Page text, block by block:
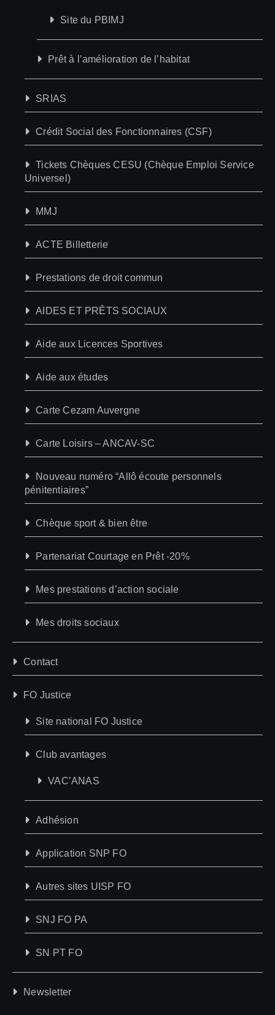
Site du PBIMJ
Prêt à l’amélioration de l’habitat
SRIAS
Crédit Social des Fonctionnaires (CSF)
Tickets Chèques CESU (Chèque Emploi Service
Universel)
MMJ
ACTE Billetterie
Prestations de droit commun
AIDES ET PRÊTS SOCIAUX
Aide aux Licences Sportives
Aide aux études
Carte Cezam Auvergne
Carte Loisirs – ANCAV-SC
Nouveau numéro “Allô écoute personnels
pénitentiaires”
Chèque sport & bien être
Partenariat Courtage en Prêt -20%
Mes prestations d’action sociale
Mes droits sociaux
Contact
FO Justice
Site national FO Justice
Club avantages
VAC’ANAS
Adhésion
Application SNP FO
Autres sites UISP FO
SNJ FO PA
SN PT FO
Newsletter